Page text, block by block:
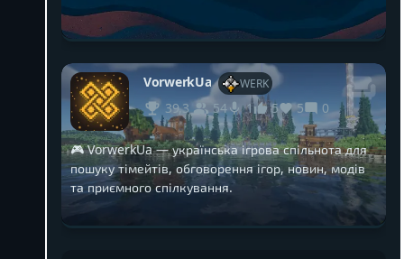
VorwerkUa WERK
39,3 54 1 5 5 0
🎮 VorwerkUa — українська ігрова спільнота для
пошуку тімейтів, обговорення ігор, новин, модів
та приємного спілкування.